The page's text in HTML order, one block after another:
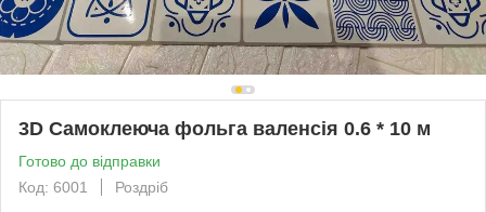
3D Самоклеюча фольга валенсія 0.6 * 10 м
Готово до відправки
Код: 6001
Роздріб